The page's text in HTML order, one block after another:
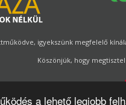
a lehető legjobb
igyekszünk megfelelő
Köszönjük, hogy